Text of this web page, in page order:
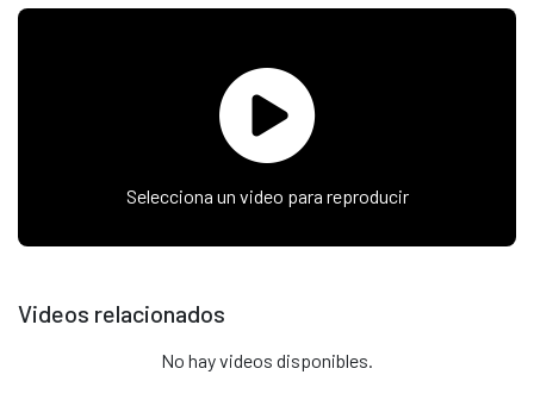
Selecciona un video para reproducir
Videos relacionados
No hay videos disponibles.